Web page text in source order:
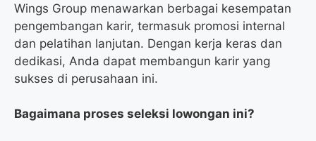
Wings Group menawarkan berbagai kesempatan
pengembangan karir, termasuk promosi internal
dan pelatihan lanjutan. Dengan kerja keras dan
dedikasi, Anda dapat membangun karir yang
sukses di perusahaan ini.
Bagaimana proses seleksi lowongan ini?